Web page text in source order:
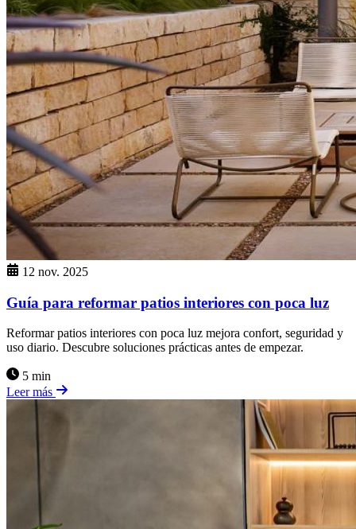
12 nov. 2025
Guía para reformar patios interiores con poca luz
Reformar patios interiores con poca luz mejora confort, seguridad y
uso diario. Descubre soluciones prácticas antes de empezar.
5 min
Leer más